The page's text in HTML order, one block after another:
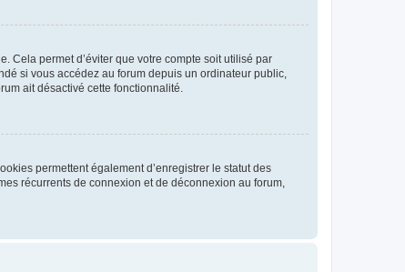
Cela permet d’éviter que votre compte soit utilisé par
si vous accédez au forum depuis un ordinateur public,
ait désactivé cette fonctionnalité.
permettent également d’enregistrer le statut des
récurrents de connexion et de déconnexion au forum,